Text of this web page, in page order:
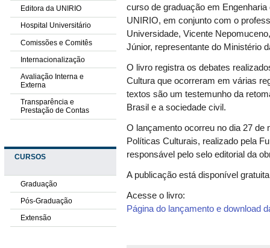
Editora da UNIRIO
Hospital Universitário
Comissões e Comitês
Internacionalização
Avaliação Interna e
Externa
Transparência e
Prestação de Contas
CURSOS
Graduação
Pós-Graduação
Extensão
curso de graduação em
UNIRIO, em conjunto com o
Universidade,Vicente Nepomuceno
Júnior, representante do Ministério
O livro registra os debates
Cultura que ocorreram em várias
textos são um testemunho da
Brasil e a sociedade civil.
O lançamento ocorreu no dia27 de
Políticas Culturais, realizado pela
responsável pelo selo editorial da
A publicação está disponível
Acesse o livro:
Página do lançamento e download